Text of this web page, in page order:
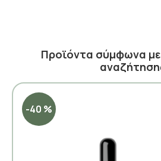
Προϊόντα σύμφωνα με
-40 %